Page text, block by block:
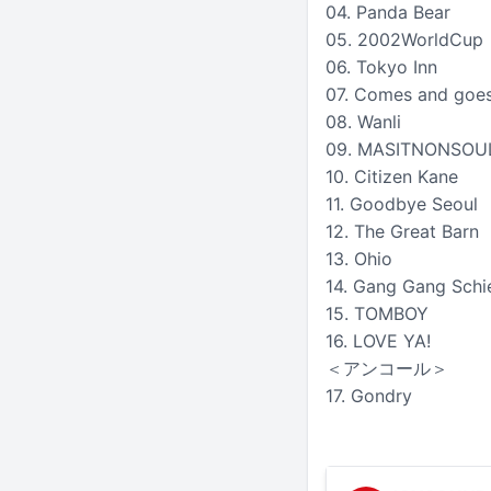
04. Panda Bear
05. 2002WorldCup
06. Tokyo Inn
07. Comes and
08. Wanli
09.
10. Citizen Kane
11. Goodbye Seoul
12. The Great Barn
13. Ohio
14. Gang Gang
15. TOMBOY
16. LOVE YA!
＜アンコール＞
17. Gondry